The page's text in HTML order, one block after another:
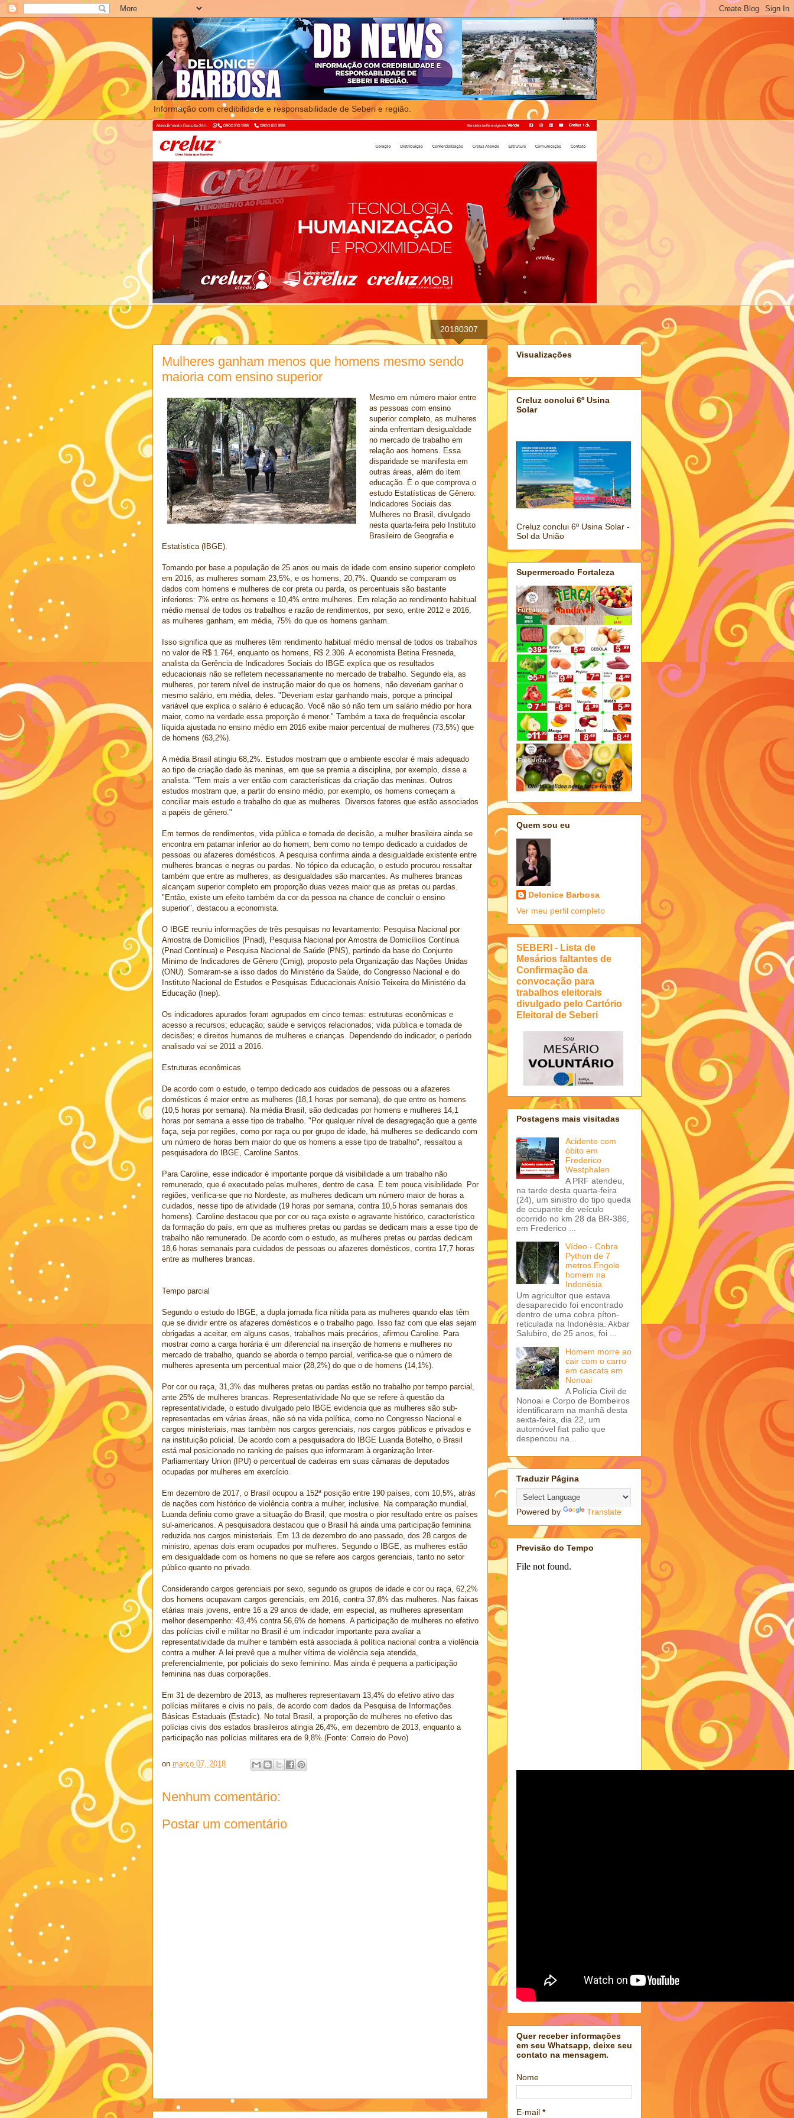
Informação com credibilidade e responsabilidade de Seberi e região.
20180307
Mulheres ganham menos que homens mesmo sendo
maioria com ensino superior
Mesmo em número maior entre
as pessoas com ensino
superior completo, as mulheres
ainda enfrentam desigualdade
no mercado de trabalho em
relação aos homens. Essa
disparidade se manifesta em
outras áreas, além do item
educação. É o que comprova o
estudo Estatísticas de Gênero:
Indicadores Sociais das
Mulheres no Brasil, divulgado
nesta quarta-feira pelo Instituto
Brasileiro de Geografia e
Estatística (IBGE).
Tomando por base a população de 25 anos ou mais de idade com ensino superior completo
em 2016, as mulheres somam 23,5%, e os homens, 20,7%. Quando se comparam os
dados com homens e mulheres de cor preta ou parda, os percentuais são bastante
inferiores: 7% entre os homens e 10,4% entre mulheres. Em relação ao rendimento habitual
médio mensal de todos os trabalhos e razão de rendimentos, por sexo, entre 2012 e 2016,
as mulheres ganham, em média, 75% do que os homens ganham.
Isso significa que as mulheres têm rendimento habitual médio mensal de todos os trabalhos
no valor de R$ 1.764, enquanto os homens, R$ 2.306. A economista Betina Fresneda,
analista da Gerência de Indicadores Sociais do IBGE explica que os resultados
educacionais não se refletem necessariamente no mercado de trabalho. Segundo ela, as
mulheres, por terem nível de instrução maior do que os homens, não deveriam ganhar o
mesmo salário, em média, deles. "Deveriam estar ganhando mais, porque a principal
variável que explica o salário é educação. Você não só não tem um salário médio por hora
maior, como na verdade essa proporção é menor." Também a taxa de frequência escolar
líquida ajustada no ensino médio em 2016 exibe maior percentual de mulheres (73,5%) que
de homens (63,2%).
A média Brasil atingiu 68,2%. Estudos mostram que o ambiente escolar é mais adequado
ao tipo de criação dado às meninas, em que se premia a disciplina, por exemplo, disse a
analista. "Tem mais a ver então com características da criação das meninas. Outros
estudos mostram que, a partir do ensino médio, por exemplo, os homens começam a
conciliar mais estudo e trabalho do que as mulheres. Diversos fatores que estão associados
a papéis de gênero."
Em termos de rendimentos, vida pública e tomada de decisão, a mulher brasileira ainda se
encontra em patamar inferior ao do homem, bem como no tempo dedicado a cuidados de
pessoas ou afazeres domésticos. A pesquisa confirma ainda a desigualdade existente entre
mulheres brancas e negras ou pardas. No tópico da educação, o estudo procurou ressaltar
também que entre as mulheres, as desigualdades são marcantes. As mulheres brancas
alcançam superior completo em proporção duas vezes maior que as pretas ou pardas.
"Então, existe um efeito também da cor da pessoa na chance de concluir o ensino
superior", destacou a economista.
O IBGE reuniu informações de três pesquisas no levantamento: Pesquisa Nacional por
Amostra de Domicílios (Pnad), Pesquisa Nacional por Amostra de Domicílios Contínua
(Pnad Contínua) e Pesquisa Nacional de Saúde (PNS), partindo da base do Conjunto
Mínimo de Indicadores de Gênero (Cmig), proposto pela Organização das Nações Unidas
(ONU). Somaram-se a isso dados do Ministério da Saúde, do Congresso Nacional e do
Instituto Nacional de Estudos e Pesquisas Educacionais Anísio Teixeira do Ministério da
Educação (Inep).
Os indicadores apurados foram agrupados em cinco temas: estruturas econômicas e
acesso a recursos; educação; saúde e serviços relacionados; vida pública e tomada de
decisões; e direitos humanos de mulheres e crianças. Dependendo do indicador, o período
analisado vai se 2011 a 2016.
Estruturas econômicas
De acordo com o estudo, o tempo dedicado aos cuidados de pessoas ou a afazeres
domésticos é maior entre as mulheres (18,1 horas por semana), do que entre os homens
(10,5 horas por semana). Na média Brasil, são dedicadas por homens e mulheres 14,1
horas por semana a esse tipo de trabalho. "Por qualquer nível de desagregação que a gente
faça, seja por regiões, como por raça ou por grupo de idade, há mulheres se dedicando com
um número de horas bem maior do que os homens a esse tipo de trabalho", ressaltou a
pesquisadora do IBGE, Caroline Santos.
Para Caroline, esse indicador é importante porque dá visibilidade a um trabalho não
remunerado, que é executado pelas mulheres, dentro de casa. E tem pouca visibilidade. Por
regiões, verifica-se que no Nordeste, as mulheres dedicam um número maior de horas a
cuidados, nesse tipo de atividade (19 horas por semana, contra 10,5 horas semanais dos
homens). Caroline destacou que por cor ou raça existe o agravante histórico, característico
da formação do país, em que as mulheres pretas ou pardas se dedicam mais a esse tipo de
trabalho não remunerado. De acordo com o estudo, as mulheres pretas ou pardas dedicam
18,6 horas semanais para cuidados de pessoas ou afazeres domésticos, contra 17,7 horas
entre as mulheres brancas.
Tempo parcial
Segundo o estudo do IBGE, a dupla jornada fica nítida para as mulheres quando elas têm
que se dividir entre os afazeres domésticos e o trabalho pago. Isso faz com que elas sejam
obrigadas a aceitar, em alguns casos, trabalhos mais precários, afirmou Caroline. Para
mostrar como a carga horária é um diferencial na inserção de homens e mulheres no
mercado de trabalho, quando se aborda o tempo parcial, verifica-se que o número de
mulheres apresenta um percentual maior (28,2%) do que o de homens (14,1%).
Por cor ou raça, 31,3% das mulheres pretas ou pardas estão no trabalho por tempo parcial,
ante 25% de mulheres brancas. Representatividade No que se refere à questão da
representatividade, o estudo divulgado pelo IBGE evidencia que as mulheres são sub-
representadas em várias áreas, não só na vida política, como no Congresso Nacional e
cargos ministeriais, mas também nos cargos gerenciais, nos cargos públicos e privados e
na instituição policial. De acordo com a pesquisadora do IBGE Luanda Botelho, o Brasil
está mal posicionado no ranking de países que informaram à organização Inter-
Parliamentary Union (IPU) o percentual de cadeiras em suas câmaras de deputados
ocupadas por mulheres em exercício.
Em dezembro de 2017, o Brasil ocupou a 152ª posição entre 190 países, com 10,5%, atrás
de nações com histórico de violência contra a mulher, inclusive. Na comparação mundial,
Luanda definiu como grave a situação do Brasil, que mostra o pior resultado entre os países
sul-americanos. A pesquisadora destacou que o Brasil há ainda uma participação feminina
reduzida nos cargos ministeriais. Em 13 de dezembro do ano passado, dos 28 cargos de
ministro, apenas dois eram ocupados por mulheres. Segundo o IBGE, as mulheres estão
em desigualdade com os homens no que se refere aos cargos gerenciais, tanto no setor
público quanto no privado.
Considerando cargos gerenciais por sexo, segundo os grupos de idade e cor ou raça, 62,2%
dos homens ocupavam cargos gerenciais, em 2016, contra 37,8% das mulheres. Nas faixas
etárias mais jovens, entre 16 a 29 anos de idade, em especial, as mulheres apresentam
melhor desempenho: 43,4% contra 56,6% de homens. A participação de mulheres no efetivo
das polícias civil e militar no Brasil é um indicador importante para avaliar a
representatividade da mulher e também está associada à política nacional contra a violência
contra a mulher. A lei prevê que a mulher vítima de violência seja atendida,
preferencialmente, por policiais do sexo feminino. Mas ainda é pequena a participação
feminina nas duas corporações.
Em 31 de dezembro de 2013, as mulheres representavam 13,4% do efetivo ativo das
polícias militares e civis no país, de acordo com dados da Pesquisa de Informações
Básicas Estaduais (Estadic). No total Brasil, a proporção de mulheres no efetivo das
polícias civis dos estados brasileiros atingia 26,4%, em dezembro de 2013, enquanto a
participação nas polícias militares era de 9,8%.(Fonte: Correio do Povo)
on março 07, 2018
Nenhum comentário:
Postar um comentário
Visualizações
Creluz conclui 6º Usina
Solar
Creluz conclui 6º Usina Solar -
Sol da União
Supermercado Fortaleza
Quem sou eu
Delonice Barbosa
Ver meu perfil completo
SEBERI - Lista de
Mesários faltantes de
Confirmação da
convocação para
trabalhos eleitorais
divulgado pelo Cartório
Eleitoral de Seberi
Postagens mais visitadas
Acidente com
óbito em
Frederico
Westphalen
A PRF atendeu,
na tarde desta quarta-feira
(24), um sinistro do tipo queda
de ocupante de veículo
ocorrido no km 28 da BR-386,
em Frederico ...
Vídeo - Cobra
Python de 7
metros Engole
homem na
Indonésia
Um agricultor que estava
desaparecido foi encontrado
dentro de uma cobra píton-
reticulada na Indonésia. Akbar
Salubiro, de 25 anos, foi ...
Homem morre ao
cair com o carro
em cascata em
Nonoai
A Polícia Civil de
Nonoai e Corpo de Bombeiros
identificaram na manhã desta
sexta-feira, dia 22, um
automóvel fiat palio que
despencou na...
Traduzir Página
Powered by Translate
Previsão do Tempo
Quer receber informações
em seu Whatsapp, deixe seu
contato na mensagem.
Nome
E-mail *